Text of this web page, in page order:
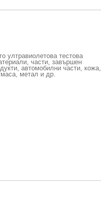
ултравиолетова тестова
части, завършен
автомобилни части, кожа,
метал и др.